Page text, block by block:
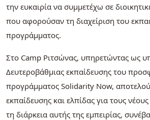
την ευκαιρία να συμμετέχω σε
που αφορούσαν τη διαχείριση του
προγράμματος.
Στο Camp Ριτσώνας, υπηρετώντας ως
Δευτεροβάθμιας εκπαίδευσης του
προγράμματος Solidarity Now,
εκπαίδευσης και ελπίδας για τους
τη διάρκεια αυτής της εμπειρίας,